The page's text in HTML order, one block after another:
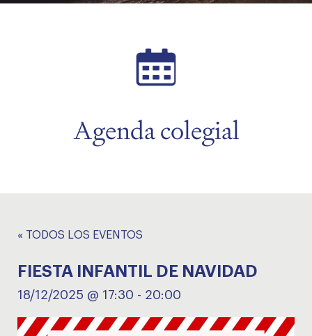
Agenda colegial
« TODOS LOS EVENTOS
FIESTA INFANTIL DE NAVIDAD
18/12/2025 @ 17:30 - 20:00